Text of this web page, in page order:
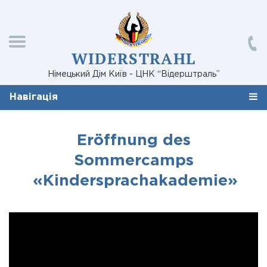
WIDERSTRAHL
Німецький Дім Київ - ЦНК “Відерштраль”
Навігація
Eröffnung des
Sommercamps
«Kindersprachakademie»